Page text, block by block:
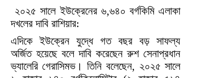
২০২৫ সালে ইউক্রেনের ৬,৬৪০ বর্গকিমি এলাকা
দখলের দাবি রাশিয়ার:
এদিকে ইউক্রেন যুদ্ধে গত বছর বড় সাফল্য
অর্জিত হয়েছে বলে দাবি করেছেন রুশ সেনাপ্রধান
ভ্যালেরি গেরাসিমভ। তিনি বলেছেন, ২০২৫ সালে